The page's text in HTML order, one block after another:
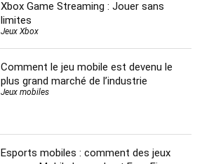
Xbox Game Streaming : Jouer sans
limites
Jeux Xbox
Comment le jeu mobile est devenu le
plus grand marché de l’industrie
Jeux mobiles
Esports mobiles : comment des jeux